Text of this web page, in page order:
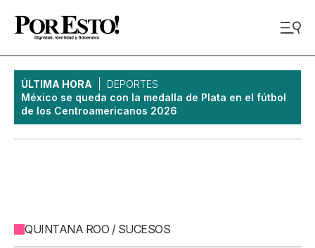
ÚLTIMA HORA
DEPORTES
México se queda con la medalla de Plata en el fútbol
de los Centroamericanos 2026
QUINTANA ROO / SUCESOS